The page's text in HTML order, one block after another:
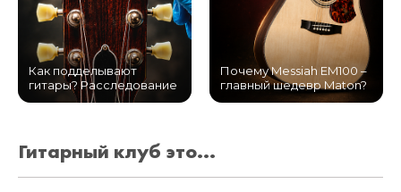
Как подделывают
гитары? Расследование
Почему Messiah EM100 –
главный шедевр Maton?
Гитарный клуб это...